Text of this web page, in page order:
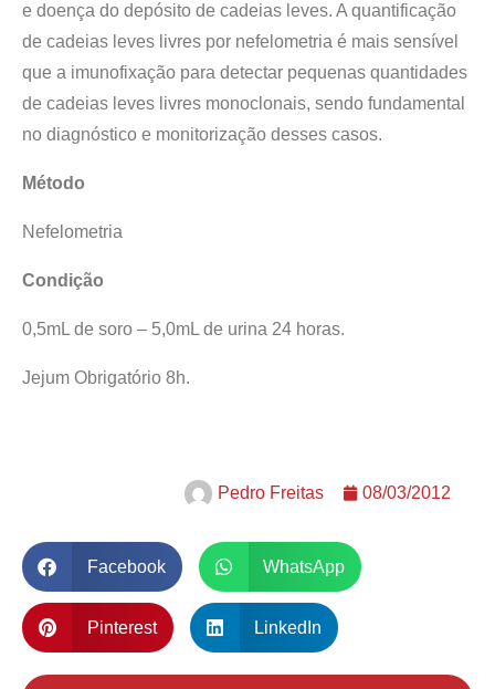
e doença do depósito de cadeias leves. A quantificação
de cadeias leves livres por nefelometria é mais sensível
que a imunofixação para detectar pequenas quantidades
de cadeias leves livres monoclonais, sendo fundamental
no diagnóstico e monitorização desses casos.
Método
Nefelometria
Condição
0,5mL de soro – 5,0mL de urina 24 horas.
Jejum Obrigatório 8h.
Pedro Freitas 08/03/2012
Facebook WhatsApp
Pinterest LinkedIn